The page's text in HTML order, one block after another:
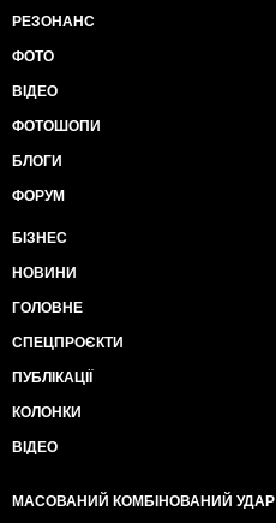
РЕЗОНАНС
ФОТО
ВІДЕО
ФОТОШОПИ
БЛОГИ
ФОРУМ
БІЗНЕС
НОВИНИ
ГОЛОВНЕ
СПЕЦПРОЄКТИ
ПУБЛІКАЦІЇ
КОЛОНКИ
ВІДЕО
МАСОВАНИЙ КОМБІНОВАНИЙ УДАР